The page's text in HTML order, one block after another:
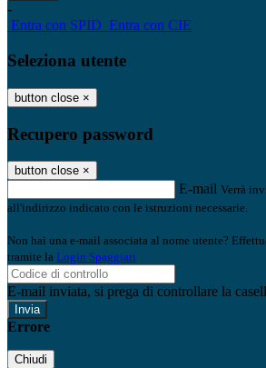
-
Entra con SPID Entra con CIE
Seleziona utente
button close ×
Recupero password
button close ×
E-mail Verrà
all'indirizzo indicato con le istruzioni necessarie.
Non hai una e-mail associata al nome utente?
tramite la Login Spaggiari
E-mail inviata, si prega di controllare la
Errore
Chiudi